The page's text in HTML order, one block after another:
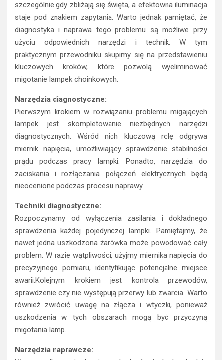
szczególnie gdy zbliżają się święta, a efektowna iluminacja
staje pod znakiem zapytania. Warto jednak pamiętać, że
diagnostyka i naprawa tego problemu są możliwe przy
użyciu odpowiednich narzędzi i technik. W tym
praktycznym przewodniku skupimy się na przedstawieniu
kluczowych kroków, które pozwolą wyeliminować
migotanie lampek choinkowych.
Narzędzia diagnostyczne:
Pierwszym krokiem w rozwiązaniu problemu migających
lampek jest skompletowanie niezbędnych narzędzi
diagnostycznych. Wśród nich kluczową rolę odgrywa
miernik napięcia, umożliwiający sprawdzenie stabilności
prądu podczas pracy lampki. Ponadto, narzędzia do
zaciskania i rozłączania połączeń elektrycznych będą
nieocenione podczas procesu naprawy.
Techniki diagnostyczne:
Rozpoczynamy od wyłączenia zasilania i dokładnego
sprawdzenia każdej pojedynczej lampki. Pamiętajmy, że
nawet jedna uszkodzona żarówka może powodować cały
problem. W razie wątpliwości, użyjmy miernika napięcia do
precyzyjnego pomiaru, identyfikując potencjalne miejsce
awarii.Kolejnym krokiem jest kontrola przewodów,
sprawdzenie czy nie występują przerwy lub zwarcia. Warto
również zwrócić uwagę na złącza i wtyczki, ponieważ
uszkodzenia w tych obszarach mogą być przyczyną
migotania lamp.
Narzędzia naprawcze: